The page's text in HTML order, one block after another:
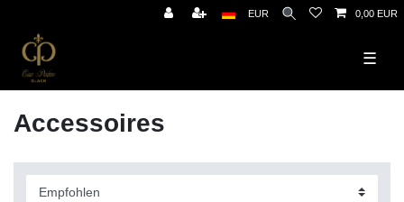
EUR 0,00 EUR
☰
Accessoires